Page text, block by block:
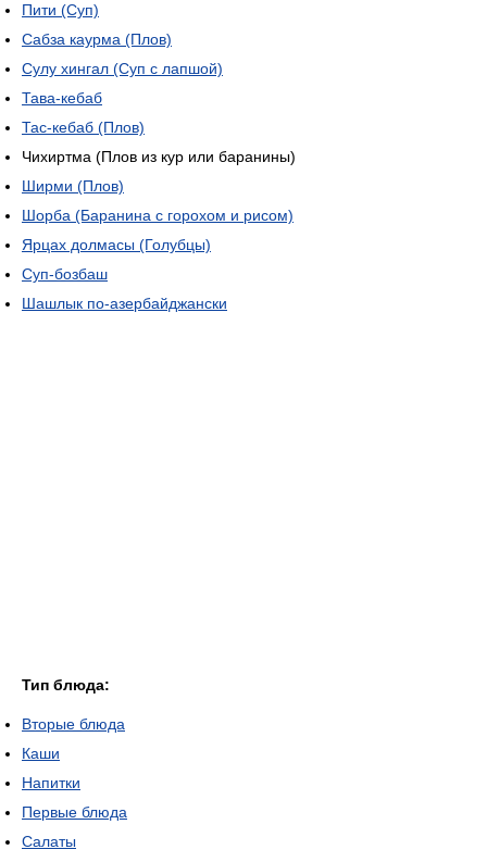
Пити (Суп)
Сабза каурма (Плов)
Сулу хингал (Суп с лапшой)
Тава-кебаб
Тас-кебаб (Плов)
Чихиртма (Плов из кур или баранины)
Ширми (Плов)
Шорба (Баранина с горохом и рисом)
Ярцах долмасы (Голубцы)
Суп-бозбаш
Шашлык по-азербайджански
Тип блюда:
Вторые блюда
Каши
Напитки
Первые блюда
Салаты